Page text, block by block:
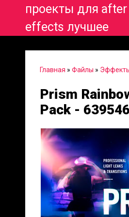
проекты для after
effects лучшее
Главная » Файлы »
Prism
Pack -